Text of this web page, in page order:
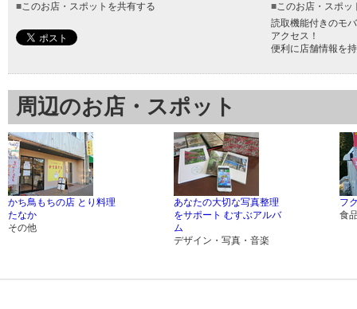
■このお店・スポットを共有する ■このお店・スポッ
読取機能付きのモ
アクセス！
便利に店舗情報を
周辺のお店・スポット
かち鳥もちの店 とり料理
たなか
その他
あなたの大切な写真整理
をサポート むすぶアルバ
ム
デザイン・写真・音楽
フ
食